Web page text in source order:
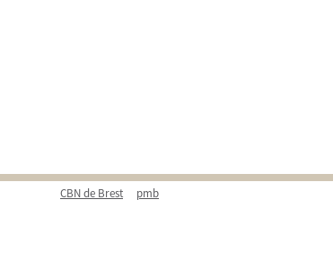
CBN de Brest pmb